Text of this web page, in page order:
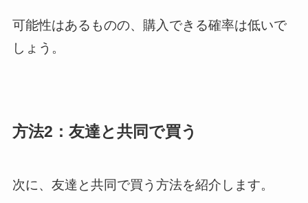
可能性はあるものの、購入できる確率は低いで
しょう。
方法2：友達と共同で買う
次に、友達と共同で買う方法を紹介します。